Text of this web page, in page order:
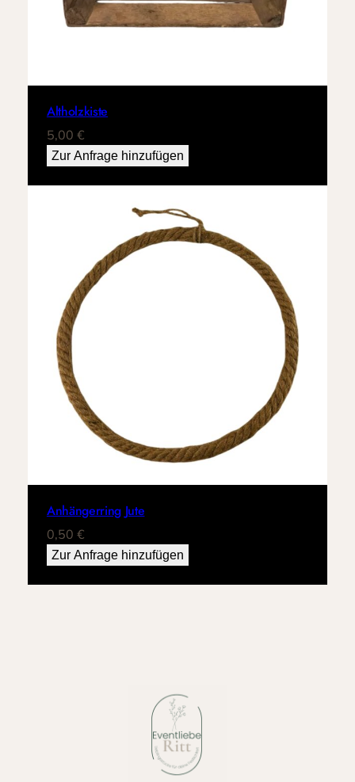
Altholzkiste
5,00 €
Zur Anfrage hinzufügen
Anhängerring Jute
0,50 €
Zur Anfrage hinzufügen